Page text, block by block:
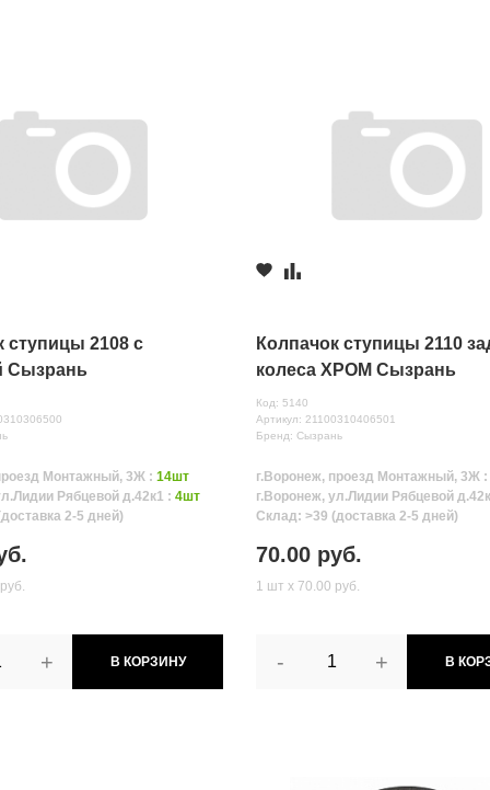
ступицы 2108 с
Сызрань
Монтажный, 3Ж :14шт
Рябцевой д.42к1 :4шт
2-5 дней)
+ В КОРЗИНУ
Колпачок ступицы 2110
колеса ХРОМ Сызрань
Код: 5140
Артикул: 21100310406501
Бренд: Сызрань
г.Воронеж, проезд Монтажный, 3Ж
г.Воронеж, ул.Лидии Рябцевой
Склад: >39 (доставка 2-5 дней)
70.00 руб.
1 шт х 70.00 руб.
- + В